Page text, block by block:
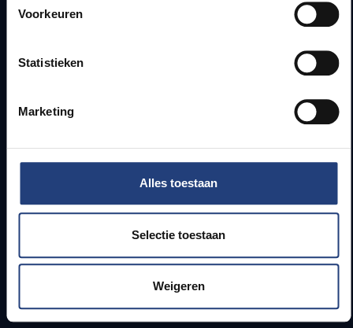
Voorkeuren
Statistieken
Marketing
Alles toestaan
Selectie toestaan
Weigeren
Bereikbaarheid
Studenten
PhD-studenten
Leerkrachten en secundaire scholen